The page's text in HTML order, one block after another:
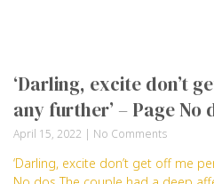
‘Darling, excite don’t
any further’ – Page No
April 15, 2022 No Comments
‘Darling, excite don’t get off me